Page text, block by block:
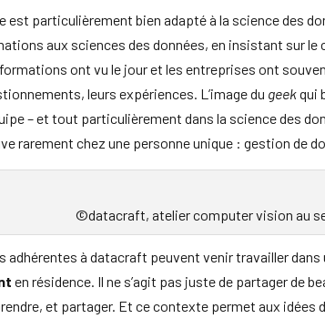
est particulièrement bien adapté à la science des
aux sciences des données, en insistant sur
ont vu le jour et les entreprises ont
leurs expériences. L’image du geekqui
– et tout particulièrement dans la science des
rarement chez une personne unique : gestion de
©datacraft, atelier computer vision au
adhérentes à datacraft peuvent venir travailler
en résidence. Il ne s’agit pas juste de partager de
et partager. Et ce contexte permet aux idées